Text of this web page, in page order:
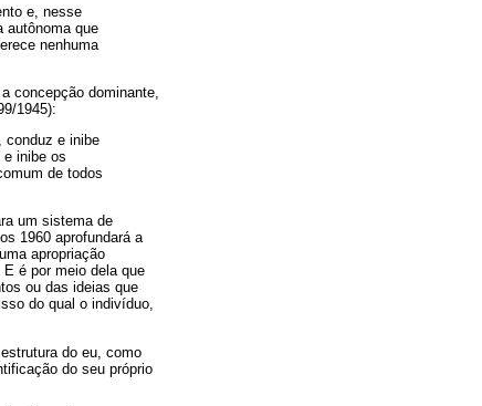
e, nesse
autônoma que
nenhuma
concepção dominante,
1945):
conduz e inibe
inibe os
de todos
um sistema de
1960 aprofundará a
apropriação
é por meio dela que
ou das ideias que
do qual o indivíduo,
do eu, como
do seu próprio